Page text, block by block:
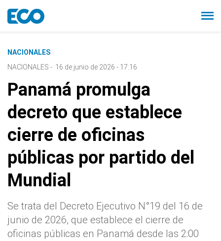
NACIONALES
NACIONALES - 16 de junio de 2026 - 17:16
Panamá promulga
decreto que establece
cierre de oficinas
públicas por partido del
Mundial
Se trata del Decreto Ejecutivo N°19 del 16 de
junio de 2026, que establece el cierre de
oficinas públicas en Panamá desde las 2:00